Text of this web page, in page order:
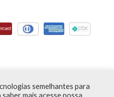
| CNPJ: 31.298.135/0001-09 |
semelhantes para
mais acesse nossa